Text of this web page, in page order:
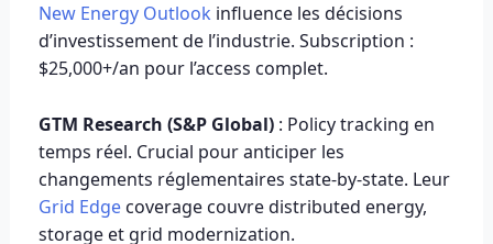
New Energy Outlook influence les décisions
d’investissement de l’industrie. Subscription :
$25,000+/an pour l’access complet.
GTM Research (S&P Global) : Policy tracking en
temps réel. Crucial pour anticiper les
changements réglementaires state-by-state. Leur
Grid Edgecoverage couvre distributed energy,
storage et grid modernization.